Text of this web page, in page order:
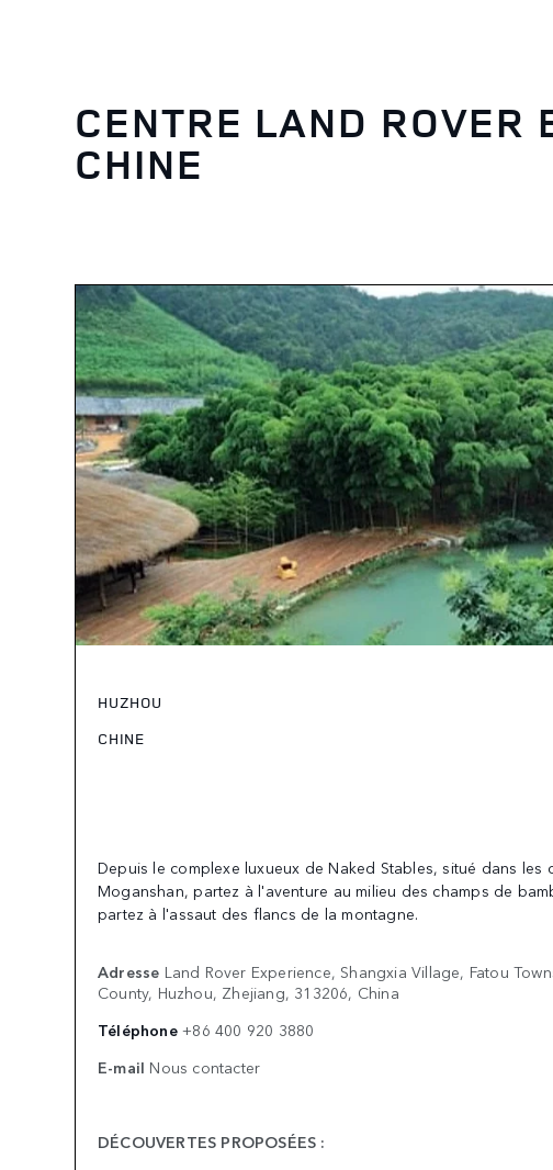
CENTRE LAND ROVER
CHINE
HUZHOU
CHINE
Depuis le complexe luxueux de Naked Stables, situé dans les
Moganshan, partez à l'aventure au milieu des champs de
partez à l'assaut des flancs de la montagne.
Adresse Land Rover Experience, Shangxia Village, Fatou
County, Huzhou, Zhejiang, 313206, China
Téléphone+86 400 920 3880
E-mail Nous contacter
DÉCOUVERTES PROPOSÉES :